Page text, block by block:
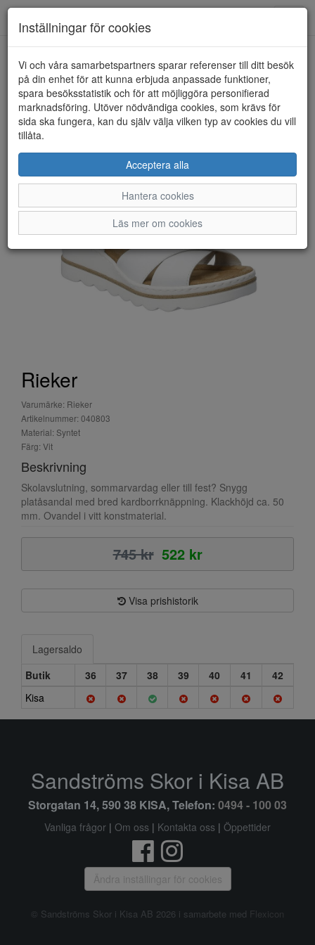
HEM RIEKER
Rieker
Varumärke: Rieker
Artikelnummer: 040803
Material: Syntet
Färg: Vit
Beskrivning
Skolavslutning, sommarvardag eller till fest? Snygg
platåsandal med bred kardborrknäppning. Klackhöjd ca. 50
mm. Ovandel i vitt konstmaterial.
745 kr 522 kr
Visa prishistorik
Lagersaldo
Butik
36 37 38 39 40 41
42
Kisa
Inställningar för cookies
Vi och våra samarbetspartners sparar referenser till ditt besök
på din enhet för att kunna erbjuda anpassade funktioner,
spara besöksstatistik och för att möjliggöra personifierad
marknadsföring. Utöver nödvändiga cookies, som krävs för
sida ska fungera, kan du själv välja vilken typ av cookies du vill
tillåta.
Acceptera alla
Hantera cookies
Läs mer om cookies
Sandströms Skor i Kisa AB
Storgatan 14, 590 38 KISA, Telefon: 0494 - 100 03
Vanliga frågor | Om oss | Kontakta oss | Öppettider
Ändra inställingar för cookies
© Sandströms Skor i Kisa AB 2026 i samarbete med Flexicon